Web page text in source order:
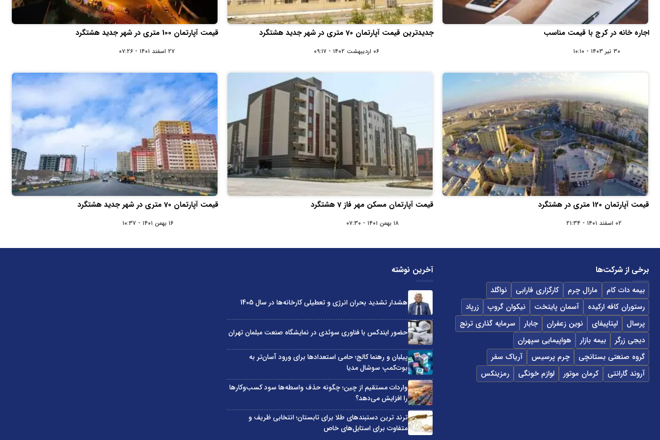
اجاره خانه در کرج با قیمت مناسب
۳۰ تیر ۱۴۰۳ - ۱۰:۱۰
جدیدترین قیمت آپارتمان 70 متری در شهر جدید هشتگرد
۰۶ اردیبهشت ۱۴۰۲ - ۰۹:۱۷
قیمت آپارتمان 100 متری در شهر جدید هشتگرد
۲۷ اسفند ۱۴۰۱ - ۰۷:۲۶
قیمت آپارتمان 120 متری در هشتگرد
۰۲ اسفند ۱۴۰۱ - ۲۱:۳۴
قیمت آپارتمان مسکن مهر فاز 7 هشتگرد
۱۸ بهمن ۱۴۰۱ - ۰۷:۳۰
قیمت آپارتمان 70 متری در شهر جدید هشتگرد
۱۶ بهمن ۱۴۰۱ - ۱۰:۳۷
برخی از شرکت‌ها
بیمه دات کام مارال چرم کارگزاری فارابی
نواگلد
رستوران کافه ارکیده
آسمان پایتخت نیکوان گروپ
زرپاد
پرسال
لپتاپیفای نوین زعفران جابار
سرمایه گذاری ترنج
دیجی زرگر
بیمه بازار
هواپیمایی سپهران
گروه صنعتی بستانچی
چرم پرسیس
آریاک سفر
آروند گارانتی
کرمان موتور لوازم خونگی رمزینکس
آخرین نوشته
هشدار تشدید بحران انرژی و تعطیلی کارخانه‌ها در سال 1405
حضور ایندکس با فناوری سوئدی در نمایشگاه صنعت مبلمان تهران
پیلبان و رهنما کالج؛ حامی استعدادها برای ورود آسان‌تر به
بوت‌کمپ سوشال مدیا
واردات مستقیم از چین؛ چگونه حذف واسطه‌ها سود کسب‌وکارها
را افزایش می‌دهد؟
ترند ترین دستبندهای طلا برای تابستان؛ انتخابی ظریف و
متفاوت برای استایل‌های خاص